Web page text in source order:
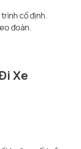
cố định.
đoàn.
Xe